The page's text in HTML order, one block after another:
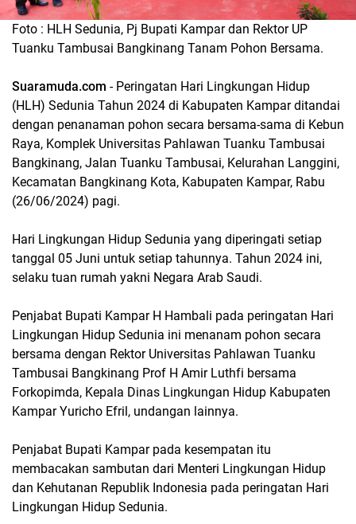
Foto : HLH Sedunia, Pj Bupati Kampar dan Rektor UP
Tuanku Tambusai Bangkinang Tanam Pohon Bersama.
Suaramuda.com - Peringatan Hari Lingkungan Hidup
(HLH) Sedunia Tahun 2024 di Kabupaten Kampar ditandai
dengan penanaman pohon secara bersama-sama di Kebun
Raya, Komplek Universitas Pahlawan Tuanku Tambusai
Bangkinang, Jalan Tuanku Tambusai, Kelurahan Langgini,
Kecamatan Bangkinang Kota, Kabupaten Kampar, Rabu
(26/06/2024) pagi.
Hari Lingkungan Hidup Sedunia yang diperingati setiap
tanggal 05 Juni untuk setiap tahunnya. Tahun 2024 ini,
selaku tuan rumah yakni Negara Arab Saudi.
Penjabat Bupati Kampar H Hambali pada peringatan Hari
Lingkungan Hidup Sedunia ini menanam pohon secara
bersama dengan Rektor Universitas Pahlawan Tuanku
Tambusai Bangkinang Prof H Amir Luthfi bersama
Forkopimda, Kepala Dinas Lingkungan Hidup Kabupaten
Kampar Yuricho Efril, undangan lainnya.
Penjabat Bupati Kampar pada kesempatan itu
membacakan sambutan dari Menteri Lingkungan Hidup
dan Kehutanan Republik Indonesia pada peringatan Hari
Lingkungan Hidup Sedunia.